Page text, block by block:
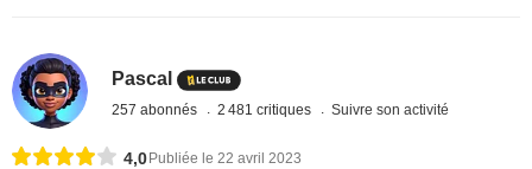
Pascal
257 abonnés 2 481 critiques Suivre son activité
4,0 Publiée le 22 avril 2023